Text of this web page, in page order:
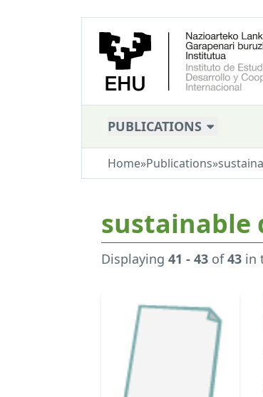
PUBLICATIONS
Home»Publications»
sustainable
Displaying 41 - 43 of43 in